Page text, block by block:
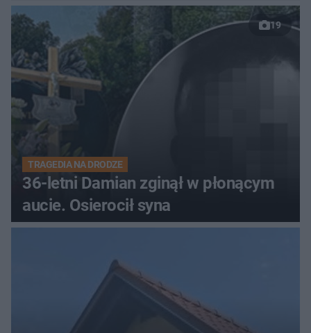
19
TRAGEDIA NA DRODZE
36-letni Damian zginął w płonącym
aucie. Osierocił syna